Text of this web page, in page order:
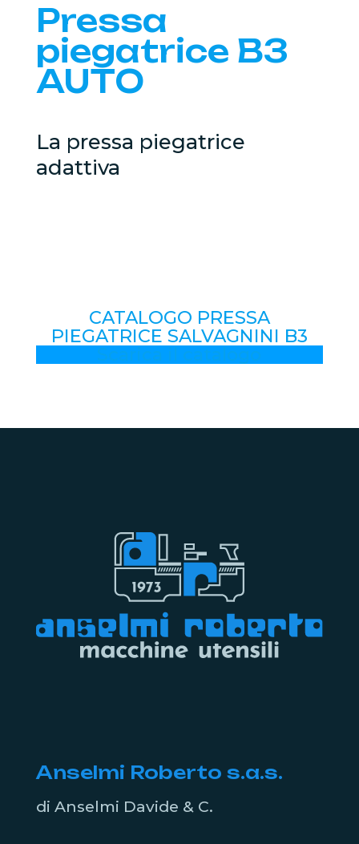
Pressa
piegatrice B3
AUTO
La pressa piegatrice
adattiva
CATALOGO PRESSA
PIEGATRICE SALVAGNINI B3
Anselmi Roberto s.a.s.
di Anselmi Davide & C.